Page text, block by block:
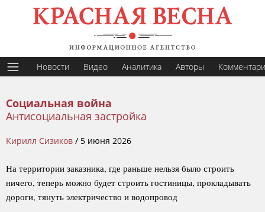
Новости Видео Аналитика Авторы
Социальная война
Антисоциальная застройка
Кирилл Сизиков / 5 июня 2026
На территории заказника, где раньше нельзя было строить
ничего, теперь можно будет строить гостиницы, прокладывать
дороги, тянуть электричество и водопровод